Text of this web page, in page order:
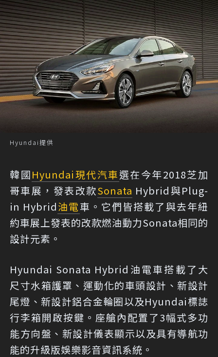
Hyundai提供
韓國Hyundai現代汽車選在今年2018芝加
哥車展，發表改款Sonata Hybrid與Plug-
in Hybrid油電車。它們皆搭載了與去年紐
約車展上發表的改款燃油動力Sonata相同的
設計元素。
Hyundai Sonata Hybrid油電車搭載了大
尺寸水箱護罩、運動化的車頭設計、新設計
尾燈、新設計鋁合金輪圈以及Hyundai標誌
行李箱開啟按鍵。座艙內配置了3幅式多功
能方向盤、新設計儀表顯示以及具有導航功
能的升級版娛樂影音資訊系統。